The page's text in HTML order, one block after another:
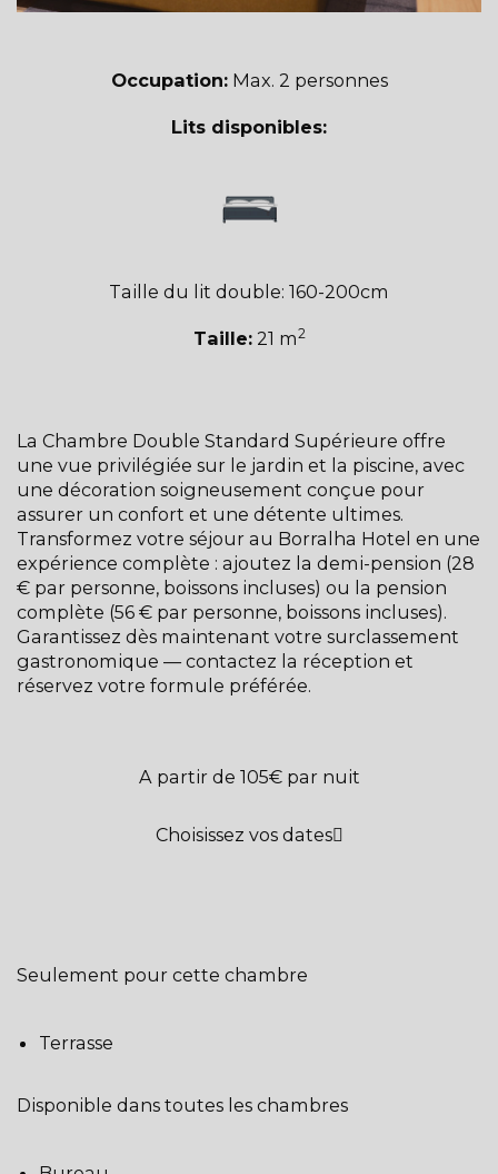
Occupation:Max. 2 personnes
Lits disponibles:
Taille du lit double: 160-200cm
Taille:21 m2
La Chambre Double Standard Supérieure offre
une vue privilégiée sur le jardin et la piscine, avec
une décoration soigneusement conçue pour
assurer un confort et une détente ultimes.
Transformez votre séjour au Borralha Hotel en une
expérience complète : ajoutez la demi-pension (28
€ par personne, boissons incluses) ou la pension
complète (56 € par personne, boissons incluses).
Garantissez dès maintenant votre surclassement
gastronomique — contactez la réception et
réservez votre formule préférée.
A partir de 105€par nuit
Choisissez vos dates
Seulement pour cette chambre
Terrasse
Disponible dans toutes les chambres